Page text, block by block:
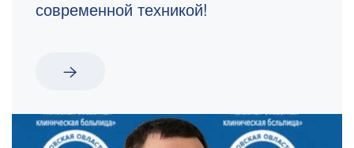
современной техникой!